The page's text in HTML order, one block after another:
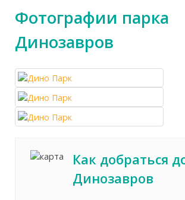
Фотографии парка
Динозавров
Как добраться
Динозавров